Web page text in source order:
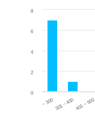
~ 300 301 ~ 400 401 ~ 500
0
2
4
6
8